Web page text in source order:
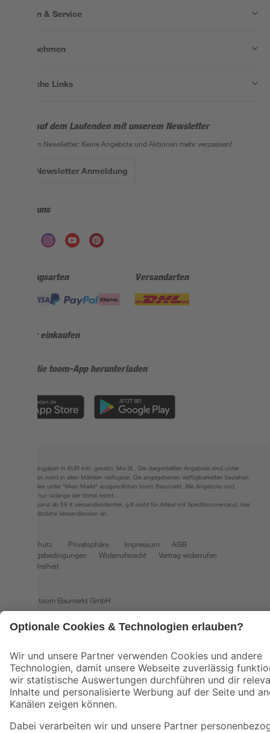
Wissen & Service
Unternehmen
Nützliche Links
Bleib auf dem Laufenden mit unserem Newsletter
Der toom Newsletter: Keine Angebote und Aktionen mehr verpassen!
Zur Newsletter Anmeldung
Folge uns
Zahlungsarten Versandarten
Sicher einkaufen
Jetzt die toom-App herunterladen
Alle Preisangaben in EUR inkl. gesetzl. MwSt.. Die dargestellten Angebote sind unter
Umständen nicht in allen Märkten verfügbar. Die angegebenen Verfügbarkeiten beziehen
sich auf den unter "Mein Markt" ausgewählten toom Baumarkt. Alle Angebote und
Produkte nur solange der Vorrat reicht.
*Paketversand ab 59 € versandkostenfrei, gilt nicht für Artikel mit Speditionsversand, hier
fallen zusätzliche Versandkosten an.
Datenschutz Privatsphäre Impressum
AGB
Nutzungsbedingungen
Widerrufsrecht
Vertrag widerrufen
Barrierefreiheit
© 2026 toom Baumarkt GmbH